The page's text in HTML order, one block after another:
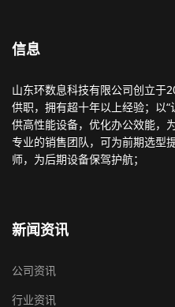
信息
山东环数息科技有限公司创立于
供职，拥有超十年以上经验；以
供高性能设备，优化办公效能，
专业的销售团队，可为前期选型
师，为后期设备保驾护航；
新闻资讯
公司资讯
行业资讯